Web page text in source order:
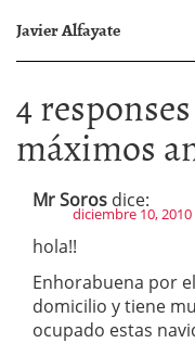
Javier Alfayate
4
máximos
Mr Soros dice:
diciembre 10, 2010
hola!!
Enhorabuena por
domicilio y tiene
ocupado estas